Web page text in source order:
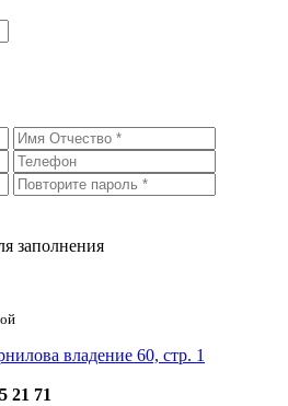
заполнения
владение 60, стр. 1
21 71